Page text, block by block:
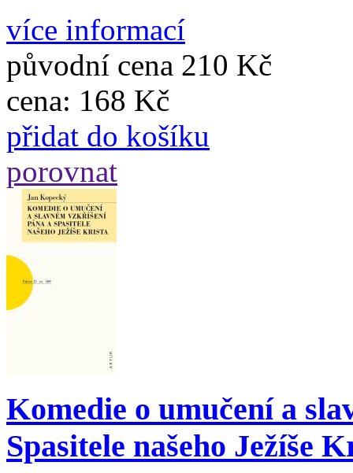
více informací
původní cena 210 Kč
cena: 168 Kč
přidat do košíku
porovnat
Komedie o umučení a
Spasitele našeho Ježíše